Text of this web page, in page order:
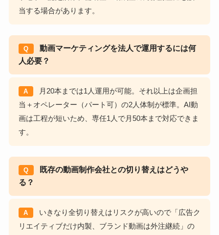
当する場合があります。
Q
動画マーケティングを法人で運用するには何
人必要？
A
月20本までは1人運用が可能。それ以上は企画担
当＋オペレーター（パート可）の2人体制が標準。AI動
画は工程が短いため、専任1人で月50本まで対応できま
す。
Q
既存の動画制作会社との切り替えはどうや
る？
A
いきなり全切り替えはリスクが高いので「広告ク
リエイティブだけ内製、ブランド動画は外注継続」の